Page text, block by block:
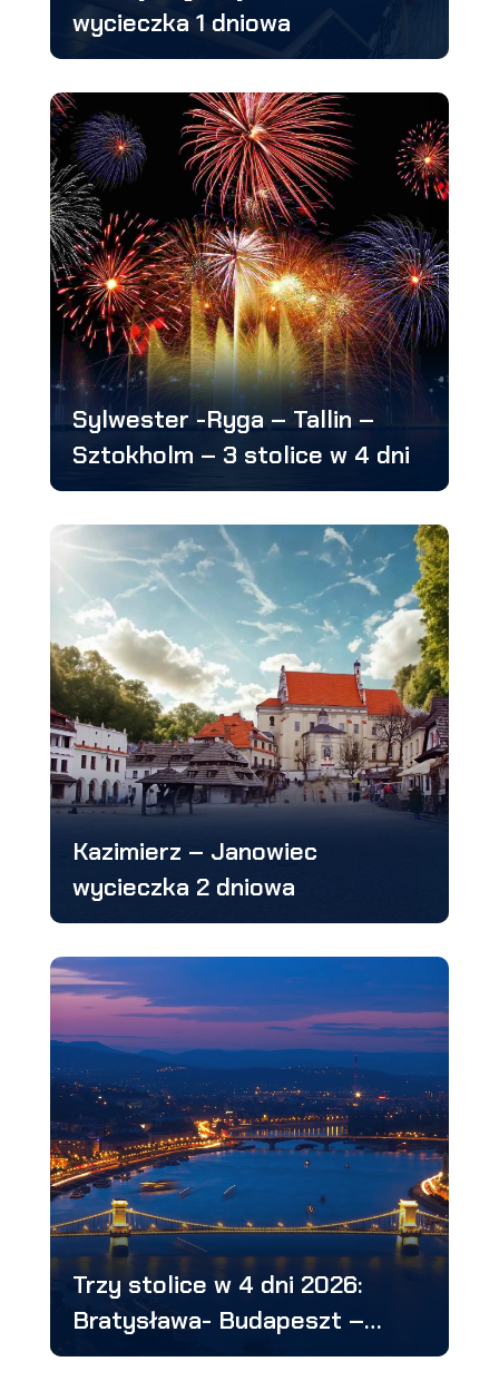
wycieczka 1 dniowa
Sylwester -Ryga – Tallin –
Sztokholm – 3 stolice w 4 dni
Kazimierz – Janowiec
wycieczka 2 dniowa
Trzy stolice w 4 dni 2026:
Bratysława- Budapeszt –
Wiedeń